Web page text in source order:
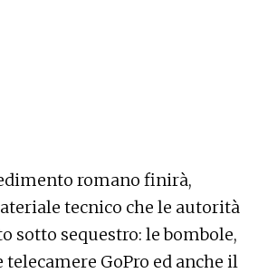
romano finirà,
tecnico che le autorità
sotto sequestro: le bombole,
GoPro ed anche il